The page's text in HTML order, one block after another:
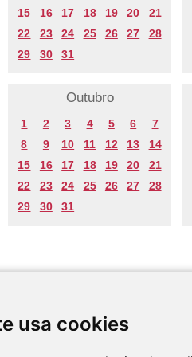
usa cookies
15
16 17 18 19 20
21
22
23 24 25 26 27
28
29
30 31
Outubro
1 2 3 4 5 6
7
8
9 10 11 12 13
14
15
16 17 18 19 20
21
22
23 24 25 26 27
28
29
30 31